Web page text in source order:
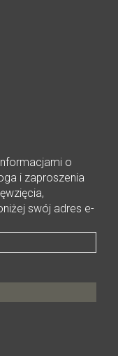
o
i zaproszenia
swój adres e-